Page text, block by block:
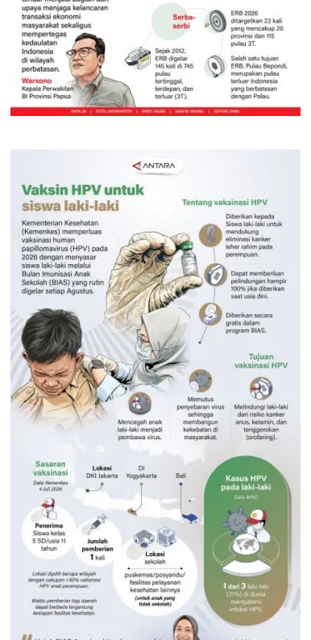
Ekspedisi Rupiah Berdaulat 2026
sambangi Papua
6 Agustus 2026